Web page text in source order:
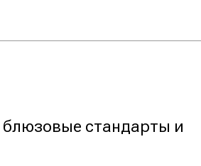
блюзовые стандарты и